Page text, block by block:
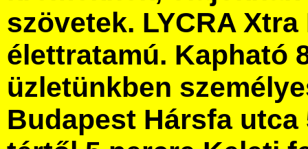
szövetek. LYCRA
élettratamú. Kapható
üzletünkben
Budapest Hársfa utca